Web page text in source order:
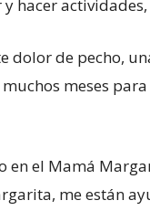
hacer
dolor de pecho,
meses
en el Mamá
me están